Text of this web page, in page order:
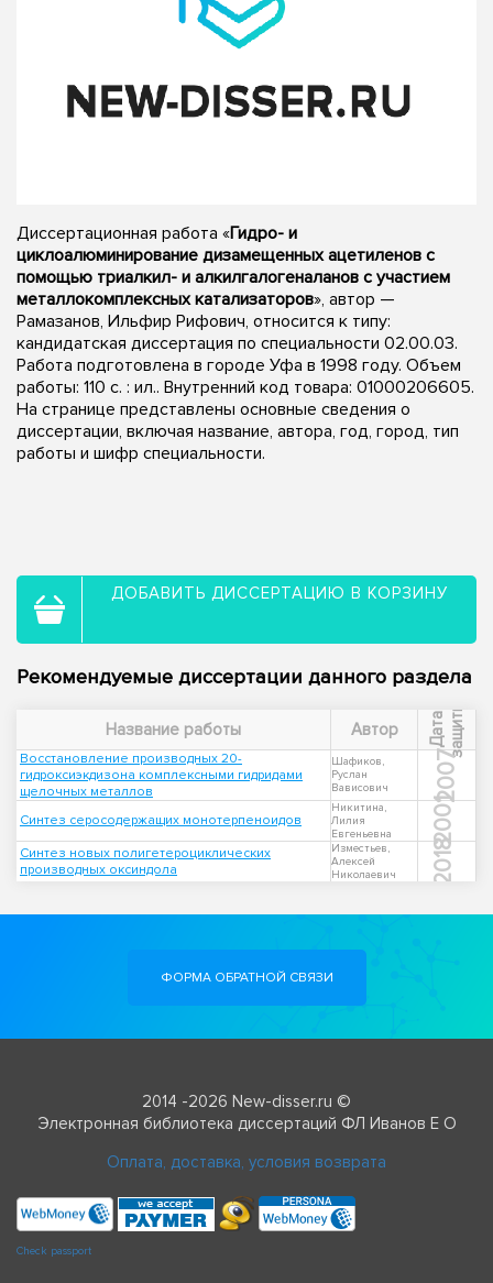
Диссертационная работа «Гидро- и
циклоалюминирование дизамещенных ацетиленов с
помощью триалкил- и алкилгалогеналанов с участием
металлокомплексных катализаторов», автор —
Рамазанов, Ильфир Рифович, относится к типу:
кандидатская диссертация по специальности 02.00.03.
Работа подготовлена в городе Уфа в 1998 году. Объем
работы: 110 с. : ил.. Внутренний код товара: 01000206605.
На странице представлены основные сведения о
диссертации, включая название, автора, год, город, тип
работы и шифр специальности.
ДОБАВИТЬ ДИССЕРТАЦИЮ В КОРЗИНУ
Рекомендуемые диссертации данного раздела
Название работы Автор Д
а
т
а
з
а
щ
и
т ы
Восстановление производных 20-
гидроксиэкдизона комплексными гидридами
щелочных металлов
Шафиков,
Руслан
Вависович
2007
Синтез серосодержащих монотерпеноидов
Никитина,
Лилия
Евгеньевна
2001
Синтез новых полигетероциклических
производных оксиндола
Изместьев,
Алексей
Николаевич
2018
ФОРМА ОБРАТНОЙ СВЯЗИ
2014 -2026 New-disser.ru ©
Электронная библиотека диссертаций ФЛ Иванов Е О
Оплата, доставка, условия возврата
Check passport